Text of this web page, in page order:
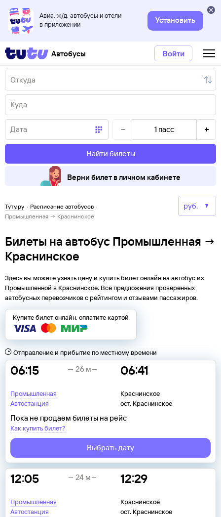
Авиа, ж/д, автобусы и отели
в приложении
Установить
Автобусы Войти
1 пасс
Найти билеты
Верни билет в личном кабинете
Туту.ру · Расписание автобусов ·
Промышленная → Краснинское
Билеты на автобус Промышленная →
Краснинское
Здесь вы можете узнать цену и купить билет онлайн на автобус из
Промышленной в Краснинское. Все предложения проверенных
автобусных перевозчиков с рейтингом и отзывами пассажиров.
Купите билет онлайн, оплатите картой
Отправление и прибытие по местному времени
06:15
Промышленная
Автостанция
06:41
Краснинское
ост. Краснинское
26 м
Пока не продаем билеты на рейс
Как купить билет?
Выбрать дату
12:05
Промышленная
Автостанция
12:29
Краснинское
ост. Краснинское
24 м